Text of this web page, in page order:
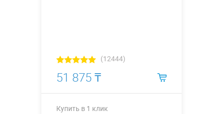
(12444)
51 875 ₸
Купить в 1 клик